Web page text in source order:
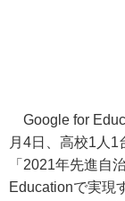
Google for
月4日、高校1人1
「2021年先進自
Educationで実現